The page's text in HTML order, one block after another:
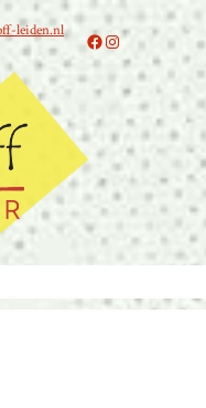
leiden.nl Facebook
Instagram